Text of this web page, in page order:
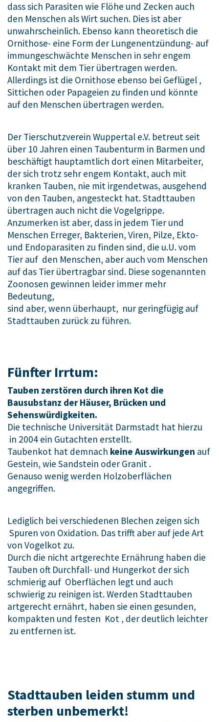
dass sich Parasiten wie Flöhe und Zecken auch
den Menschen als Wirt suchen. Dies ist aber
unwahrscheinlich. Ebenso kann theoretisch die
Ornithose- eine Form der Lungenentzündung- auf
immungeschwächte Menschen in sehr engem
Kontakt mit dem Tier übertragen werden.
Allerdings ist die Ornithose ebenso bei Geflügel ,
Sittichen oder Papageien zu finden und könnte
auf den Menschen übertragen werden.
Der Tierschutzverein Wuppertal e.V. betreut seit
über 10 Jahren einen Taubenturm in Barmen und
beschäftigt hauptamtlich dort einen Mitarbeiter,
der sich trotz sehr engem Kontakt, auch mit
kranken Tauben, nie mit irgendetwas, ausgehend
von den Tauben, angesteckt hat. Stadttauben
übertragen auch nicht die Vogelgrippe.
Anzumerken ist aber, dass in jedem Tier und
Menschen Erreger, Bakterien, Viren, Pilze, Ekto-
und Endoparasiten zu finden sind, die u.U. vom
Tier auf den Menschen, aber auch vom Menschen
auf das Tier übertragbar sind. Diese sogenannten
Zoonosen gewinnen leider immer mehr
Bedeutung,
sind aber, wenn überhaupt, nur geringfügig auf
Stadttauben zurück zu führen.
Fünfter Irrtum:
Tauben zerstören durch ihren Kot die
Bausubstanz der Häuser, Brücken und
Sehenswürdigkeiten.
Die technische Universität Darmstadt hat hierzu
in 2004 ein Gutachten erstellt.
Taubenkot hat demnach keine Auswirkungen auf
Gestein, wie Sandstein oder Granit .
Genauso wenig werden Holzoberflächen
angegriffen.
Lediglich bei verschiedenen Blechen zeigen sich
Spuren von Oxidation. Das trifft aber auf jede Art
von Vogelkot zu.
Durch die nicht artgerechte Ernährung haben die
Tauben oft Durchfall- und Hungerkot der sich
schmierig auf Oberflächen legt und auch
schwierig zu reinigen ist. Werden Stadttauben
artgerecht ernährt, haben sie einen gesunden,
kompakten und festen Kot , der deutlich leichter
zu entfernen ist.
Stadttauben leiden stumm und
sterben unbemerkt!